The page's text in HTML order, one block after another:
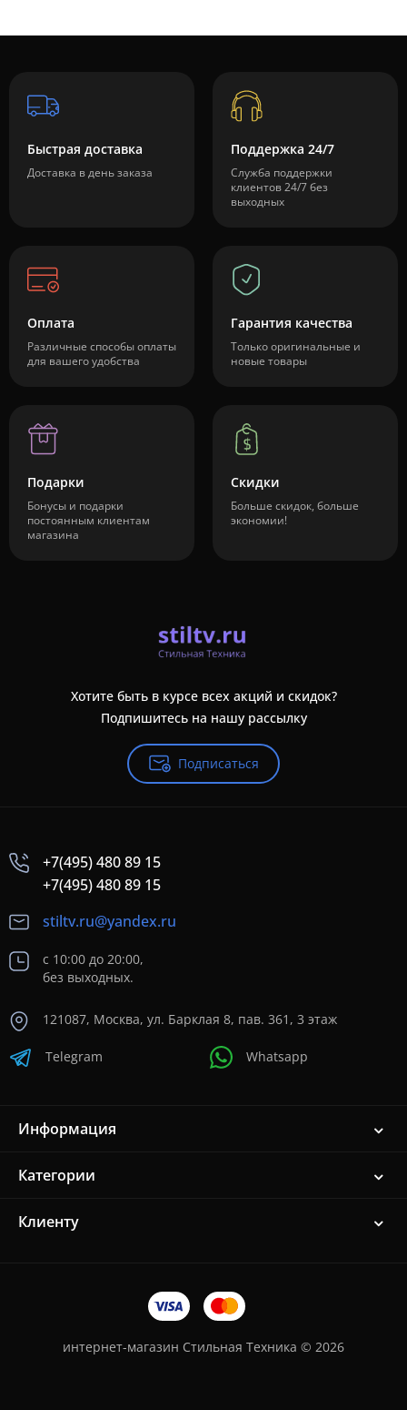
Быстрая доставка
Доставка в день заказа
Поддержка 24/7
Служба поддержки
клиентов 24/7 без
выходных
Оплата
Различные способы оплаты
для вашего удобства
Гарантия качества
Только оригинальные и
новые товары
Подарки
Бонусы и подарки
постоянным клиентам
магазина
Скидки
Больше скидок, больше
экономии!
Хотите быть в курсе всех акций и скидок?
Подпишитесь на нашу рассылку
Подписаться
+7(495) 480 89 15
+7(495) 480 89 15
stiltv.ru@yandex.ru
с 10:00 до 20:00,
без выходных.
121087, Москва, ул. Барклая 8, пав. 361, 3 этаж
Telegram Whatsapp
Информация
Категории
Клиенту
интернет-магазин Стильная Техника © 2026